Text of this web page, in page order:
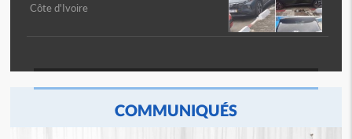
Côte d'Ivoire
COMMUNIQUÉS